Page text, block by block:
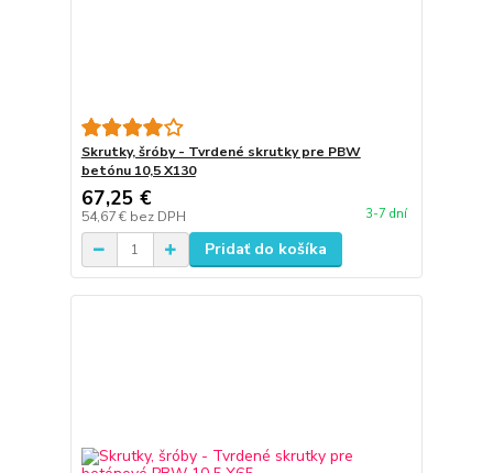
Skrutky, šróby - Tvrdené skrutky pre PBW
betónu 10,5 X130
67,25 €
54,67 € bez DPH 3-7 dní
Pridať do košíka